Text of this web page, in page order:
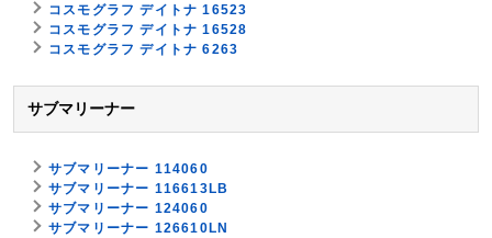
コスモグラフ デイトナ 16523
コスモグラフ デイトナ 16528
コスモグラフ デイトナ 6263
サブマリーナー
サブマリーナー 114060
サブマリーナー 116613LB
サブマリーナー 124060
サブマリーナー 126610LN